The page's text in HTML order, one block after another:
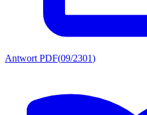
Antwort PDF(09/2301)